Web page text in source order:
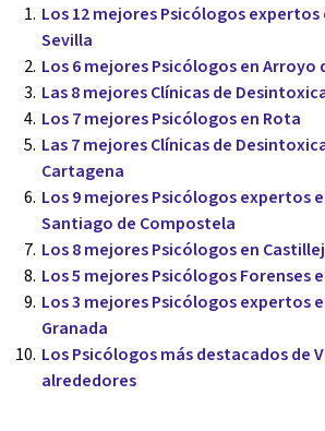
Los 12 mejores Psicólogos expertos
Sevilla
Los 6 mejores Psicólogos en Arroyo
Las 8 mejores Clínicas de
Los 7 mejores Psicólogos en Rota
Las 7 mejores Clínicas de
Cartagena
Los 9 mejores Psicólogos expertos
Santiago de Compostela
Los 8 mejores Psicólogos en
Los 5 mejores Psicólogos Forenses
Los 3 mejores Psicólogos expertos
Granada
Los Psicólogos más destacados de
alrededores